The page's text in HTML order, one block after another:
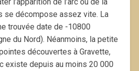
se décompose assez vite. La
trouvée date de -10800
du Nord). Néanmoins, la petite
découvertes à Gravette,
existe depuis au moins 20 000